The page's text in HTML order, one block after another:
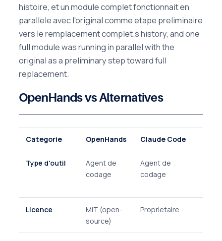
histoire, et un module complet fonctionnait en
parallele avec l'original comme etape preliminaire
vers le remplacement complet.s history, and one
full module was running in parallel with the
original as a preliminary step toward full
replacement.
OpenHands vs Alternatives
Categorie OpenHands Claude Code
Type d'outil
Agent de
codage
Agent de
codage
Licence
MIT (open-
source)
Proprietaire